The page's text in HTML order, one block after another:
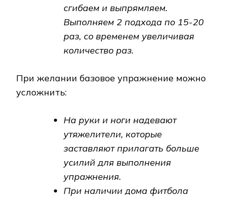
сгибаем и выпрямляем.
Выполняем 2 подхода по 15-20
раз, со временем увеличивая
количество раз.
При желании базовое упражнение можно
усложнить:
На руки и ноги надевают
утяжелители, которые
заставляют прилагать больше
усилий для выполнения
упражнения.
При наличии дома фитбола